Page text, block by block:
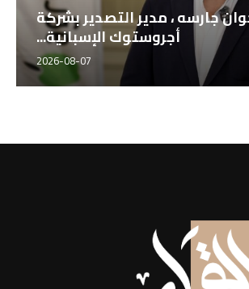
جارسه ، مدير التصدير بشركة
أجروستوك الإسبانية...
2026-08-07